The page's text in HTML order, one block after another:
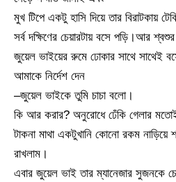
মুখ টিপে একটু হাসি দিয়ে তার বিরাটকায়
সর্ব দক্ষিণের চেয়ারটায় বসে পড়ি।আর
জুয়েল ভাইয়ের রুমে ঢোকার সাথে সাথেই
আমাকে নির্দেশ দেন
–জুয়েল ভাইকে তুমি চাচা বলো।
কি আর করার? অনুরোধে ঢেঁকি গেলার
টাকনা মাথা একটুখানি কোনো রকম নাড়িয়ে
রাখলাম।
এবার জুয়েল ভাই তার ম্যানেজার সুজনকে